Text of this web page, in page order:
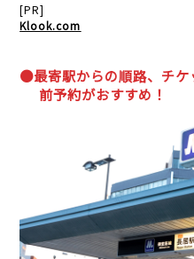
[PR]
Klook.com
●最寄駅からの順路、チケ
前予約がおすすめ！